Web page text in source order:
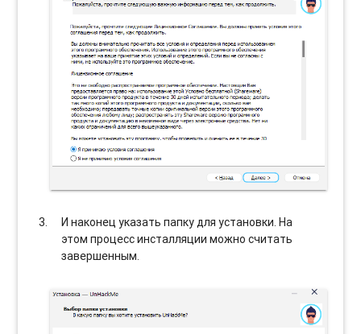
И наконец указать папку для установки. На
этом процесс инсталляции можно считать
завершенным.